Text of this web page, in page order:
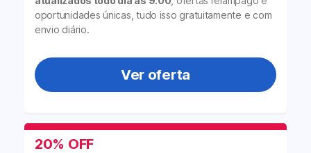
oportunidades únicas, tudo isso gratuitamente e com
envio diário.
Ver oferta
20% OFF